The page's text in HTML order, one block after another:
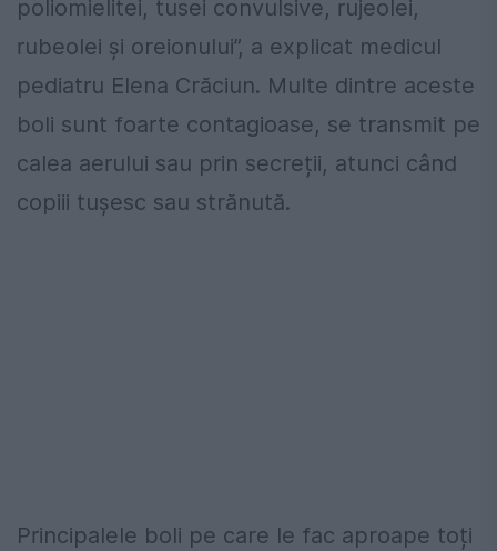
poliomielitei, tusei convulsive, rujeolei,
rubeolei și oreionului”, a explicat medicul
pediatru Elena Crăciun. Multe dintre aceste
boli sunt foarte contagioase, se transmit pe
calea aerului sau prin secreții, atunci când
copiii tușesc sau strănută.
Principalele boli pe care le fac aproape toți